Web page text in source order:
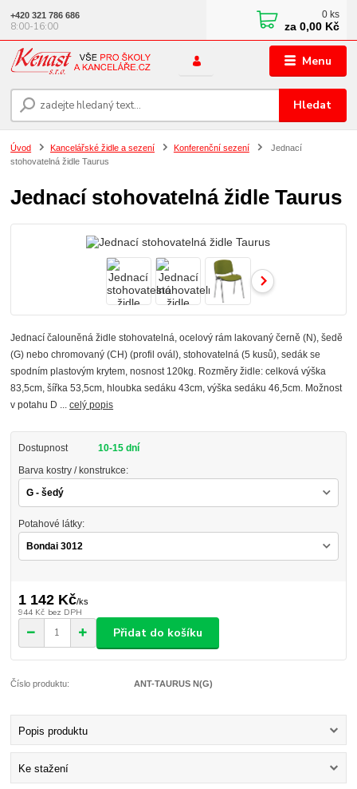
Menu
Hledat
+420 321 786 686
8:00-16:00
0 ks
za 0,00 Kč
Úvod Kancelářské židle a sezení Konferenční sezení
Jednací
stohovatelná židle Taurus
Jednací stohovatelná židle Taurus
Jednací čalouněná židle stohovatelná, ocelový rám lakovaný černě (N), šedě
(G) nebo chromovaný (CH) (profil ovál), stohovatelná (5 kusů), sedák se
spodním plastovým krytem, nosnost 120kg. Rozměry židle: celková výška
83,5cm, šířka 53,5cm, hloubka sedáku 43cm, výška sedáku 46,5cm. Možnost
v potahu D ...celý popis
Dostupnost 10-15 dní
Barva kostry / konstrukce:
Potahové látky:
1 142 Kč/ks
944 Kč bez DPH
Přidat do košíku
Číslo produktu: ANT-TAURUS N(G)
Popis produktu
Ke stažení